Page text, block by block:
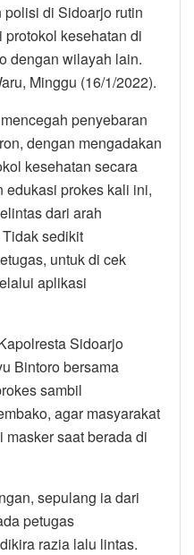
polisi di Sidoarjo rutin
kesehatan di
dengan wilayah lain.
Minggu (16/1/2022).
penyebaran
dengan mengadakan
kesehatan secara
edukasi prokes kali ini,
dari arah
sedikit
untuk di cek
aplikasi
Sidoarjo
Bintoro bersama
sambil
agar masyarakat
saat berada di
sepulang ia dari
petugas
razia lalu lintas.